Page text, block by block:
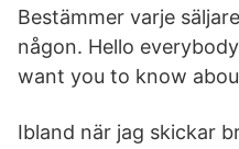
Bestämmer varje
någon. Hello
want you to know
Ibland när jag skickar